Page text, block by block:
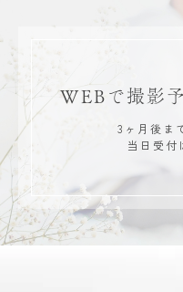
WEBで撮影
3ヶ月後ま
当日受付